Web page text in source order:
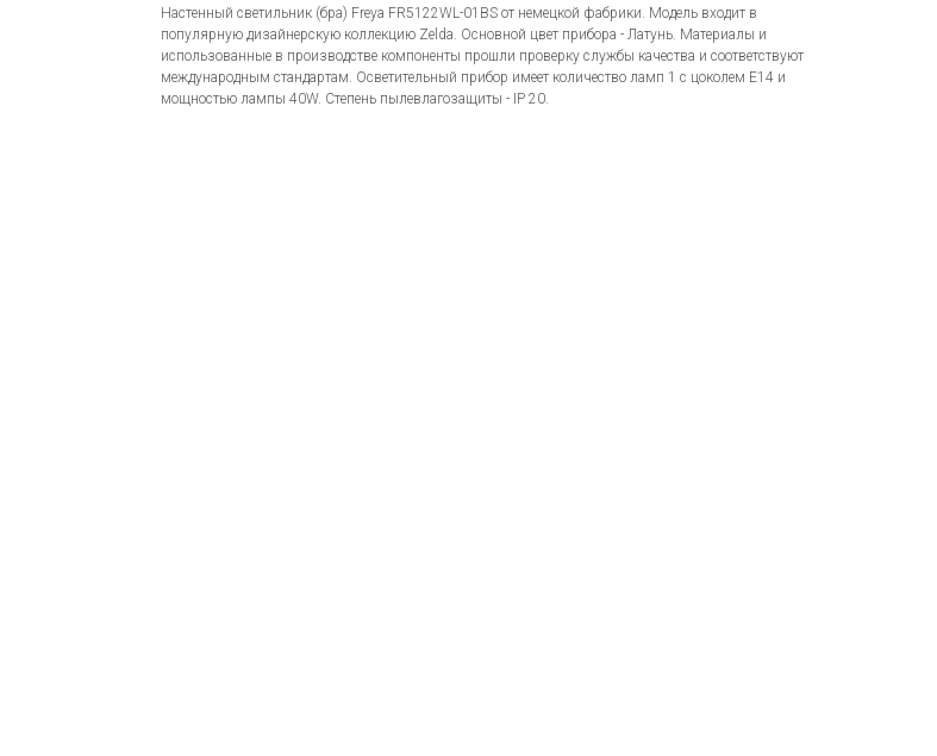
Настенный светильник (бра) Freya FR5122WL-01BS от немецкой фабрики. Модель входит в
популярную дизайнерскую коллекцию Zelda. Основной цвет прибора - Латунь. Материалы и
использованные в производстве компоненты прошли проверку службы качества и соответствуют
международным стандартам. Осветительный прибор имеет количество ламп 1 с цоколем E14 и
мощностью лампы 40W. Степень пылевлагозащиты - IP 20.